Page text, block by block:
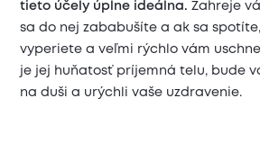
tieto účely úplne ideálna. Zahreje
sa do nej zababušíte a ak sa
vyperiete a veľmi rýchlo vám
je jej huňatosť príjemná telu, bude
na duši a urýchli vaše uzdravenie.